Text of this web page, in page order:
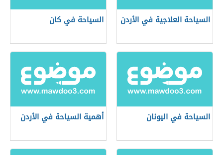
السياحة العلاجية في الأردن السياحة في كان
السياحة في اليونان أهمية السياحة في الأردن